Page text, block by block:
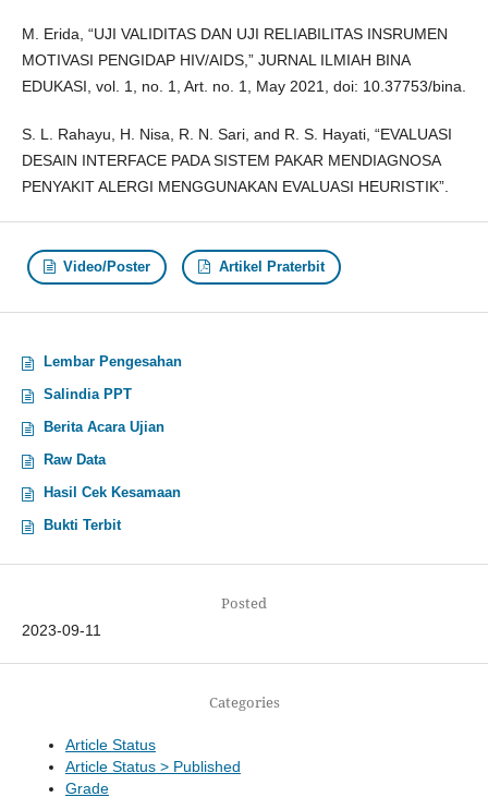
M. Erida, “UJI VALIDITAS DAN UJI RELIABILITAS INSRUMEN
MOTIVASI PENGIDAP HIV/AIDS,” JURNAL ILMIAH BINA
EDUKASI, vol. 1, no. 1, Art. no. 1, May 2021, doi: 10.37753/bina.
S. L. Rahayu, H. Nisa, R. N. Sari, and R. S. Hayati, “EVALUASI
DESAIN INTERFACE PADA SISTEM PAKAR MENDIAGNOSA
PENYAKIT ALERGI MENGGUNAKAN EVALUASI HEURISTIK”.
Video/Poster Artikel Praterbit
Lembar Pengesahan
Salindia PPT
Berita Acara Ujian
Raw Data
Hasil Cek Kesamaan
Bukti Terbit
Posted
2023-09-11
Categories
Article Status
Article Status > Published
Grade